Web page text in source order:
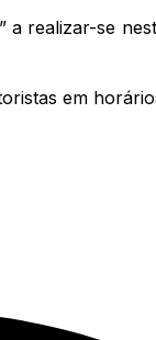
realizar-se
em